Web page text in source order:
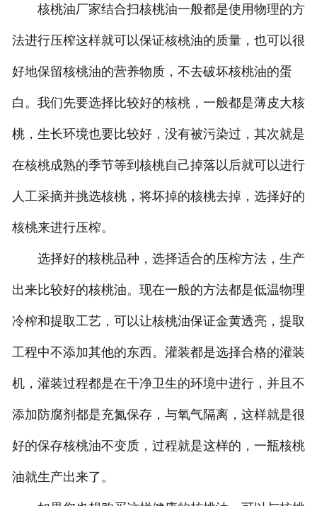
核桃油厂家结合扫核桃油一般都是使用物理的方
法进行压榨这样就可以保证核桃油的质量，也可以很
好地保留核桃油的营养物质，不去破坏核桃油的蛋
白。我们先要选择比较好的核桃，一般都是薄皮大核
桃，生长环境也要比较好，没有被污染过，其次就是
在核桃成熟的季节等到核桃自己掉落以后就可以进行
人工采摘并挑选核桃，将坏掉的核桃去掉，选择好的
核桃来进行压榨。
选择好的核桃品种，选择适合的压榨方法，生产
出来比较好的核桃油。现在一般的方法都是低温物理
冷榨和提取工艺，可以让核桃油保证金黄透亮，提取
工程中不添加其他的东西。灌装都是选择合格的灌装
机，灌装过程都是在干净卫生的环境中进行，并且不
添加防腐剂都是充氮保存，与氧气隔离，这样就是很
好的保存核桃油不变质，过程就是这样的，一瓶核桃
油就生产出来了。